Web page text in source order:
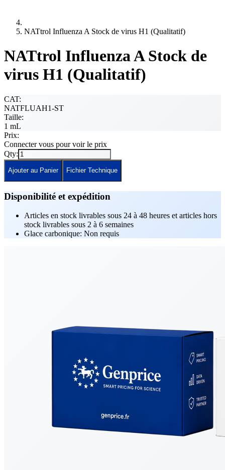
NATtrol Influenza A Stock de virus H1 (Qualitatif)
NATtrol Influenza A Stock de
virus H1 (Qualitatif)
CAT:
NATFLUAH1-ST
Taille:
1 mL
Prix:
Connecter vous pour voir le prix
Qty:
Ajouter au Panier Fichier Technique
Disponibilité et expédition
Articles en stock livrables sous 24 à 48 heures et articles hors
stock livrables sous 2 à 6 semaines
Glace carbonique: Non requis